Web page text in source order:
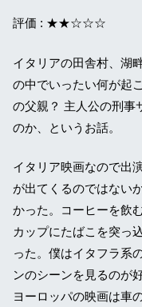
評価 : ★★☆☆☆
イタリアの田舎村、湖
の中でいったい何が起
の父親？ 主人公の刑事
のか、というお話。
イタリア映画なので出
が出てくるのではない
かった。コーヒーを飲
カップにたばこを突っ
った。僕はイタフラ系
ンのシーンを見るのが
ヨーロッパの映画は車